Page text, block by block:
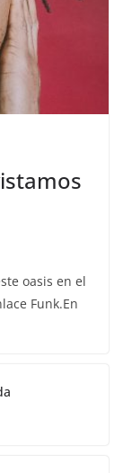
oasis en el
Funk.En